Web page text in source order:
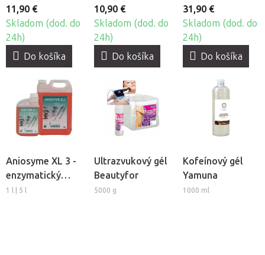
11,90 €
Skladom (dod. do
24h)
Do košíka
10,90 €
Skladom (dod. do
24h)
Do košíka
31,90 €
Skladom (dod. do
24h)
Do košíka
Aniosyme XL 3 -
enzymatický
čistiaci a
1 l | 5 l
Ultrazvukový gél
Beautyfor
5000 g
Kofeínový gél
Yamuna
1000 ml